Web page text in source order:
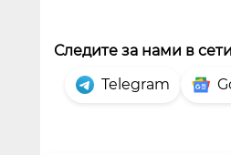
Следите за нами в
Telegram